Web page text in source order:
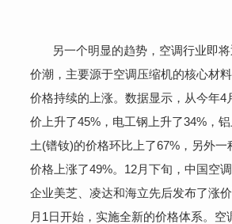
另一个明显的趋势，空调行业即
价潮，主要源于空调压缩机的核心材
价格持续的上涨。数据显示，从今年4
价上升了45%，电工钢上升了34%，
土(镨钕)的价格环比上了67%，另外一
价格上涨了49%。12月下旬，中国空
企业美芝、凌达和海立先后发布了涨
月1日开始，实施全新的价格体系。空